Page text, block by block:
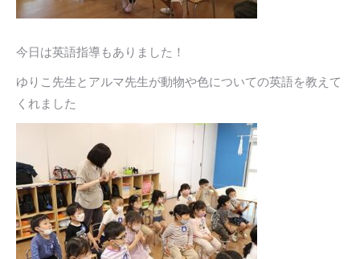
今日は英語指導もありました！
ゆりこ先生とアルマ先生が動物や色についての英語を教えて
くれました